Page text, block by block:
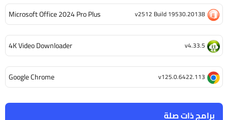
برامج ذات صلة
Microsoft Office 2024 Pro Plus v2512 Build 19530.20138
4K Video Downloader v4.33.5
Google Chrome v125.0.6422.113